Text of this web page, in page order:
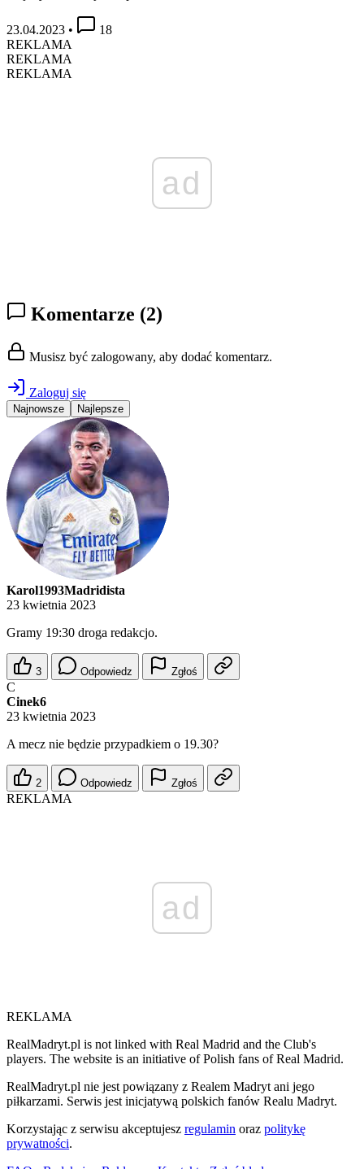
23.04.2023 •
18
REKLAMA
REKLAMA
REKLAMA
ad
Komentarze (2)
Musisz być zalogowany, aby dodać komentarz.
Zaloguj się
Najnowsze Najlepsze
Karol1993Madridista
23 kwietnia 2023
Gramy 19:30 droga redakcjo.
3 Odpowiedz Zgłoś
C
Cinek6
23 kwietnia 2023
A mecz nie będzie przypadkiem o 19.30?
2 Odpowiedz Zgłoś
REKLAMA
ad
REKLAMA
RealMadryt.pl is not linked with Real Madrid and the Club's
players. The website is an initiative of Polish fans of Real Madrid.
RealMadryt.pl nie jest powiązany z Realem Madryt ani jego
piłkarzami. Serwis jest inicjatywą polskich fanów Realu Madryt.
Korzystając z serwisu akceptujesz regulamin oraz politykę
prywatności.